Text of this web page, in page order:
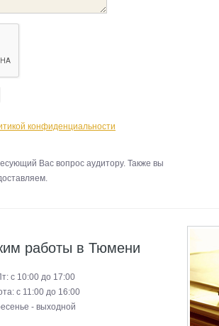
конфиденциальности
Вас вопрос аудитору. Также вы
работы в Тюмени
с 10:00 до 17:00
с 11:00 до 16:00
- выходной